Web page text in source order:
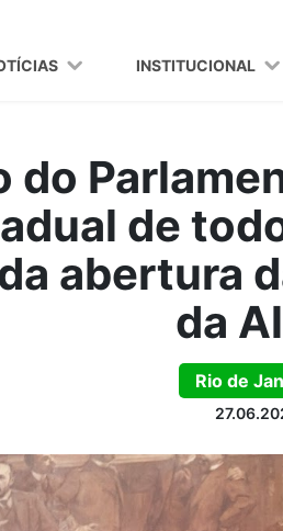
INSTITUCIONAL
do
de
abertura
da
Rio de